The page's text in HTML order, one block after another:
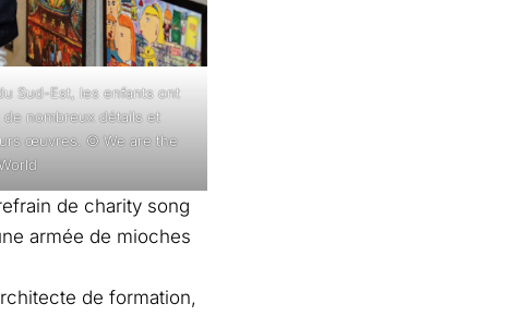
Sud-Est, les enfants ont
nombreux détails et
œuvres. © We are the
de charity song
armée de mioches
de formation,